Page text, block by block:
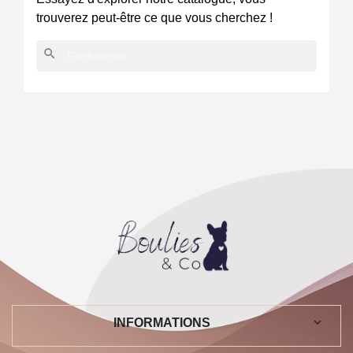
trouverez peut-être ce que vous cherchez !
search
INFORMATIONS keyboard_arrow_down